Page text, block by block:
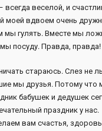
веселой, и
моей вдвоем очень
Вместе мы
Правда, правда!
стараюсь. Слез не
Потому что
и дедушек
праздник у нас.